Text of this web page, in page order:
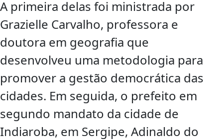
A primeira delas foi ministrada por
Grazielle Carvalho, professora e
doutora em geografia que
desenvolveu uma metodologia para
promover a gestão democrática das
cidades. Em seguida, o prefeito em
segundo mandato da cidade de
Indiaroba, em Sergipe, Adinaldo do